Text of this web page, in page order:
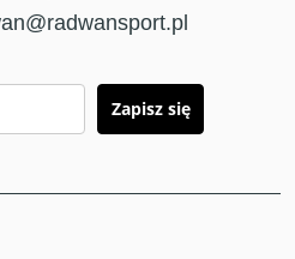
Zapisz się